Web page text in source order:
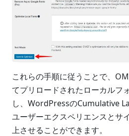
これらの手順に従うことで、
てプリロードされたローカルフ
し、WordPressのCumulative
ユーザーエクスペリエンスとサ
上させることができます。